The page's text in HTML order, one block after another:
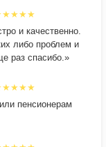
и качественно.
либо проблем и
раз спасибо.»
пенсионерам